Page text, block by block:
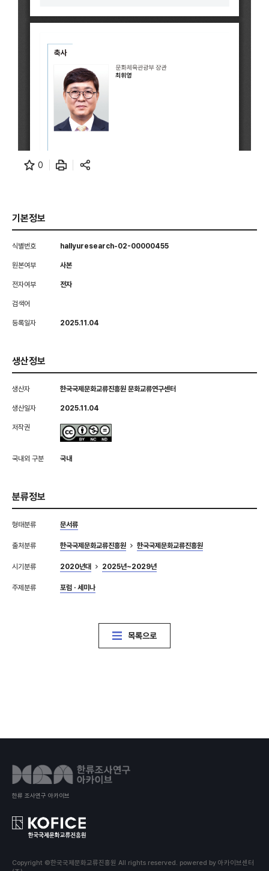
0
기본정보
식별번호 hallyuresearch-02-00000455
원본여부 사본
전자여부 전자
검색어
등록일자 2025.11.04
생산정보
생산자 한국국제문화교류진흥원 문화교류연구센터
생산일자 2025.11.04
저작권
국내외 구분 국내
분류정보
형태분류 문서류
출처분류 한국국제문화교류진흥원 한국국제문화교류진흥원
시기분류 2020년대 2025년~2029년
주제분류 포럼 · 세미나
목록으로
한류 조사연구 아카이브
Copyright ©한국국제문화교류진흥원 All rights reserved. powered by 아카이브센터